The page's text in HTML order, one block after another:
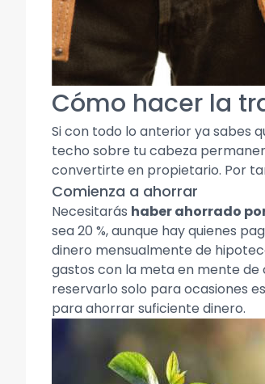
Cómo hacer la
Si con todo lo anterior ya sabes
techo sobre tu cabeza
convertirte en propietario. Por
Comienza a ahorrar
Necesitarás haber ahorrado
sea 20 %, aunque hay quienes
dinero mensualmente de
gastos con la meta en mente de
reservarlo solo para ocasiones
para ahorrar suficiente dinero.